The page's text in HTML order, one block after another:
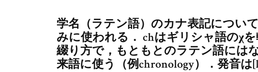
学名（ラテン語）のカナ表記につい
みに使われる． chはギリシャ語のχ
綴り方で，もともとのラテン語には
来語に使う（例chronology）．発音は